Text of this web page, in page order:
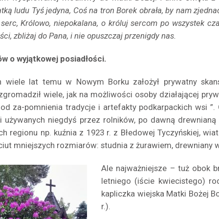
ludu Tyś jedyna, Coś na tron Borek obrała, by nam
Królowo, niepokalana, o króluj sercom po wszystek
zbliżaj do Pana, i nie opuszczaj przenigdy nas.
o wyjątkowej posiadłości.
wiele lat temu w Nowym Borku założył prywatny
wiele, jak na możliwości osoby działającej
za-pomnienia tradycje i artefakty podkarpackich wsi
używanych niegdyś przez rolników, po dawną
regionu np. kuźnia z 1923 r. z Błedowej Tyczyńskiej,
mniejszych rozmiarów: studnia z żurawiem, drewniany
Ale najważniejsze – tuż obok
letniego (iście kwiecistego)
kapliczka wiejska Matki Bożej
r.).